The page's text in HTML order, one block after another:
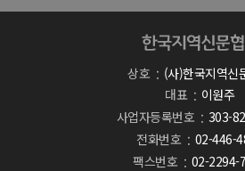
상호
(사)한국지역신
대표
이원주
사업자등록번호
303-
전화번호
02-446-
팩스번호
02-2294-